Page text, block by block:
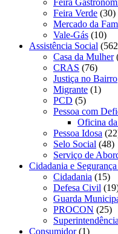
Feira Verde (30)
Mercado da
Vale-Gás (10)
Assistência Social
Casa da Mulher
CRAS (76)
Justiça no Bairro
Migrante (1)
PCD (5)
Pessoa com
Oficina
Pessoa Idosa
Selo Social (48)
Serviço de
Cidadania e
Cidadania (15)
Defesa Civil
Guarda
PROCON (25)
Consumidor(1)